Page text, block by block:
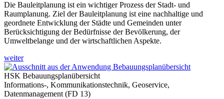
Die Bauleitplanung ist ein wichtiger Prozess der Stadt- und
Raumplanung. Ziel der Bauleitplanung ist eine nachhaltige und
geordnete Entwicklung der Städte und Gemeinden unter
Berücksichtigung der Bedürfnisse der Bevölkerung, der
Umweltbelange und der wirtschaftlichen Aspekte.
weiter
HSK Bebauungsplanübersicht
Informations-, Kommunikationstechnik, Geoservice,
Datenmanagement (FD 13)